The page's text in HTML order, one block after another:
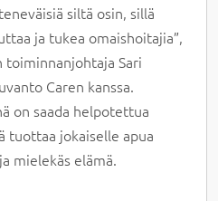
siltä osin, sillä
ja tukea omaishoitajia”,
Sari
Caren kanssa.
on saada helpotettua
tuottaa jokaiselle apua
mielekäs elämä.